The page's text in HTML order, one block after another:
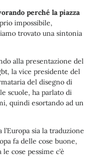
perché la piazza
impossibile,
trovato una sintonia
alla presentazione del
la vice presidente del
del disegno di
scuole, ha parlato di
quindi esortando ad un
sia la traduzione
fa delle cose buone,
cose pessime c’è